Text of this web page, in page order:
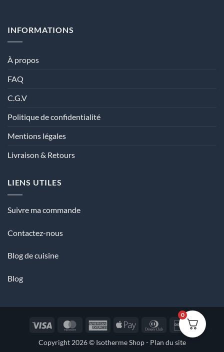
INFORMATIONS
À propos
FAQ
C.G.V
Politique de confidentialité
Mentions légales
Livraison & Retours
LIENS UTILES
Suivre ma commande
Contactez-nous
Blog de cuisine
Blog
Visa MasterCardAmericanApple
Dinners
Discover
Copyright 2026 © Isotherme Shop- Plan du site
0